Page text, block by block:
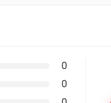
0
0